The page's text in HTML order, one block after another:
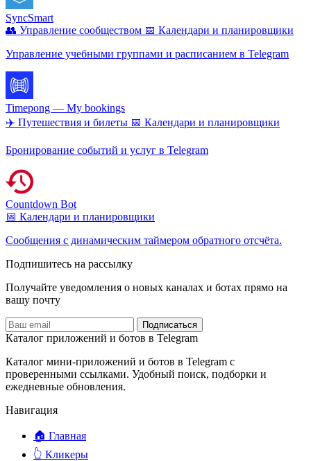
SyncSmart
👥 Управление сообществом 📅 Календари и планировщики
Управление учебными группами и расписанием в Telegram
Timepong — My bookings
✈️ Путешествия и билеты 📅 Календари и планировщики
Бронирование событий и услуг в Telegram
Countdown Bot
📅 Календари и планировщики
Сообщения с динамическим таймером обратного отсчёта.
Подпишитесь на рассылку
Получайте уведомления о новых каналах и ботаx прямо на
вашу почту
Подписаться
Каталог приложений и ботов в Telegram
Каталог мини-приложений и ботов в Telegram с
проверенными ссылками. Удобный поиск, подборки и
ежедневные обновления.
Навигация
🏠 Главная
👆 Кликеры